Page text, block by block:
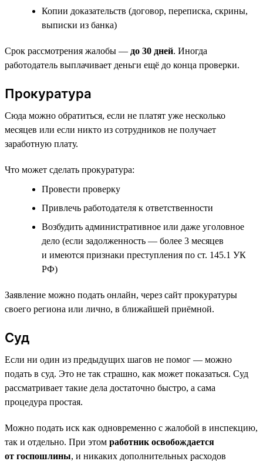
Копии доказательств (договор, переписка, скрины,
выписки из банка)
Срок рассмотрения жалобы — до 30 дней. Иногда
работодатель выплачивает деньги ещё до конца проверки.
Прокуратура
Сюда можно обратиться, если не платят уже несколько
месяцев или если никто из сотрудников не получает
заработную плату.
Что может сделать прокуратура:
Провести проверку
Привлечь работодателя к ответственности
Возбудить административное или даже уголовное
дело (если задолженность — более 3 месяцев
и имеются признаки преступления по ст. 145.1 УК
РФ)
Заявление можно подать онлайн, через сайт прокуратуры
своего региона или лично, в ближайшей приёмной.
Суд
Если ни один из предыдущих шагов не помог — можно
подать в суд. Это не так страшно, как может показаться. Суд
рассматривает такие дела достаточно быстро, а сама
процедура простая.
Можно подать иск как одновременно с жалобой в инспекцию,
так и отдельно. При этом работник освобождается
от госпошлины, и никаких дополнительных расходов